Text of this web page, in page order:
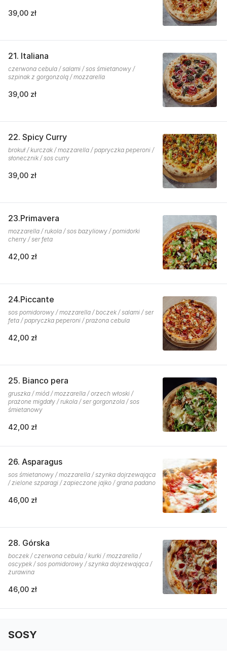
39,00 zł
21. Italiana
czerwona cebula / salami / sos śmietanowy /
szpinak z gorgonzolą / mozzarella
39,00 zł
22. Spicy Curry
brokuł / kurczak / mozzarella / papryczka peperoni /
słonecznik / sos curry
39,00 zł
23.Primavera
mozzarella / rukola / sos bazyliowy / pomidorki
cherry / ser feta
42,00 zł
24.Piccante
sos pomidorowy / mozzarella / boczek / salami / ser
feta / papryczka peperoni / prażona cebula
42,00 zł
25. Bianco pera
gruszka / miód / mozzarella / orzech włoski /
prażone migdały / rukola / ser gorgonzola / sos
śmietanowy
42,00 zł
26. Asparagus
sos śmietanowy / mozzarella / szynka dojrzewająca
/ zielone szparagi / zapieczone jajko / grana padano
46,00 zł
28. Górska
boczek / czerwona cebula / kurki / mozzarella /
oscypek / sos pomidorowy / szynka dojrzewająca /
żurawina
46,00 zł
SOSY